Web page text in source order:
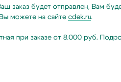
заказ будет отправлен, Вам
можете на сайте cdek.ru.
при заказе от 8.000 руб.